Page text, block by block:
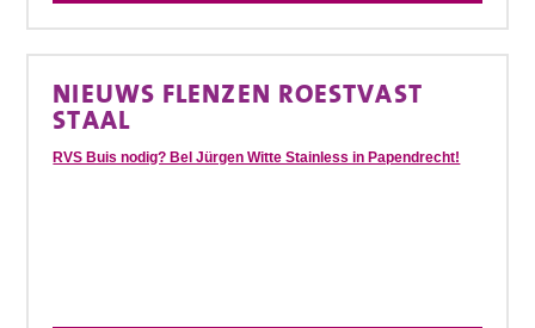
NIEUWS FLENZEN ROESTVAST
STAAL
RVS Buis nodig? Bel Jürgen Witte Stainless in Papendrecht!